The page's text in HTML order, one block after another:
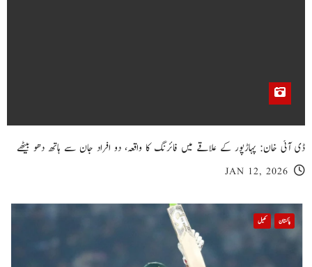
ڈی آئی خان: پہاڑپور کے علاقے میں فائرنگ کا واقعہ، دو افراد جان سے ہاتھ دھو بیٹھے
JAN 12, 2026
پاکستان کھیل